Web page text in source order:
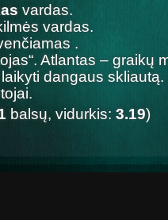
vardas.
vardas.
.
Atlantas – graikų
dangaus skliautą.
balsų, vidurkis: 3.19)